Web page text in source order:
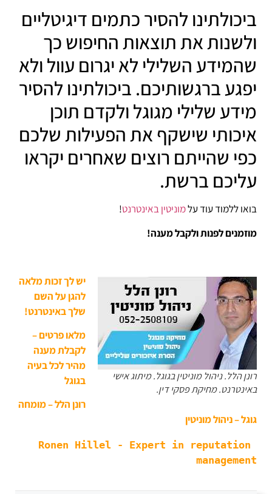
ביכולתינו להסיר כתמים דיגיטליים
ולשנות את תוצאות החיפוש כך
שהמידע השלילי לא יגרום עוול ולא
יפגע ברגשותיכם. ביכולתינו להסיר
מידע שלילי מגוגל ולקדם תוכן
איכותי שישקף את הפעילות שלכם
כפי שהייתם רוצים שאחרים יקראו
עליכם ברשת.
בואו ללמוד עוד עלמוניטין באינטרנט!
מוזמנים לפנות ולקבל מענה!
רונן הלל. ניהול מוניטין בגוגל. מיתוג אישי
באינטרנט. מחיקת פסקי דין.
יש לך זכות מלאה
להגן על השם
שלך באינטרנט!
מלאו פרטים –
לקבלת מענה
מהיר לכל בעיה
בגוגל
רונן הלל – מומחה
גוגל – ניהול מוניטין
Ronen Hillel - Expert in reputation
management